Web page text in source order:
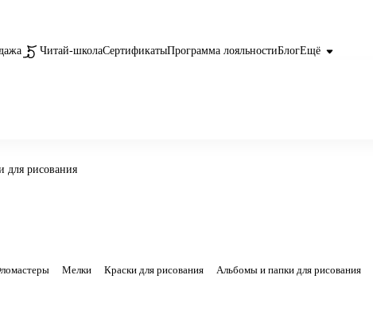
Читай-школаСертификатыПрограмма лояльностиБлогЕщё
для рисования
Мелки Краски для рисования Альбомы и папки для рисования